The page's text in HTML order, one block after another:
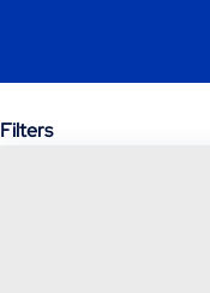
Filters